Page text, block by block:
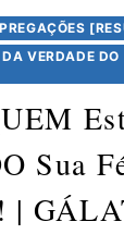
VERDADE DO
Sua
|